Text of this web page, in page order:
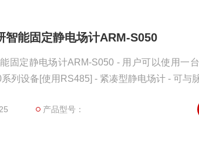
智能固定静电场计ARM-S050
固定静电场计ARM-S050 - 用户可以使用一
列设备[使用RS485] - 紧凑型静电场计 - 可与
供监控软件产品型号：